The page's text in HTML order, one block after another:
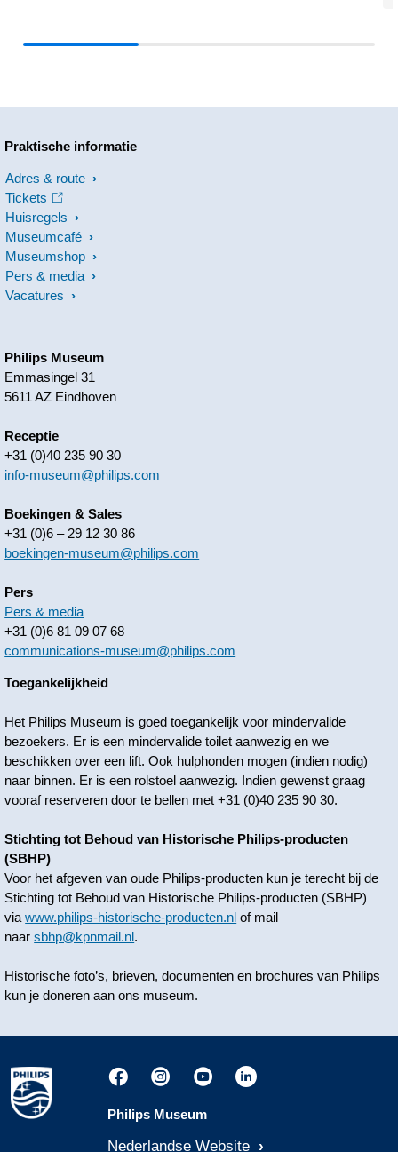
Praktische informatie
Adres & route
Tickets
Huisregels
Museumcafé
Museumshop
Pers & media
Vacatures
Philips Museum
Emmasingel 31
5611 AZ Eindhoven
Receptie
+31 (0)40 235 90 30
info-museum@philips.com
Boekingen & Sales
+31 (0)6 – 29 12 30 86
boekingen-museum@philips.com
Pers
Pers & media
+31 (0)6 81 09 07 68
communications-museum@philips.com
Toegankelijkheid
Het Philips Museum is goed toegankelijk voor mindervalide
bezoekers. Er is een mindervalide toilet aanwezig en we
beschikken over een lift. Ook hulphonden mogen (indien nodig)
naar binnen. Er is een rolstoel aanwezig. Indien gewenst graag
vooraf reserveren door te bellen met +31 (0)40 235 90 30.
Stichting tot Behoud van Historische Philips-producten
(SBHP)
Voor het afgeven van oude Philips-producten kun je terecht bij de
Stichting tot Behoud van Historische Philips-producten (SBHP)
viawww.philips-historische-producten.nl of mail
naarsbhp@kpnmail.nl.
Historische foto’s, brieven, documenten en brochures van Philips
kun je doneren aan ons museum.
Philips Museum
Nederlandse Website